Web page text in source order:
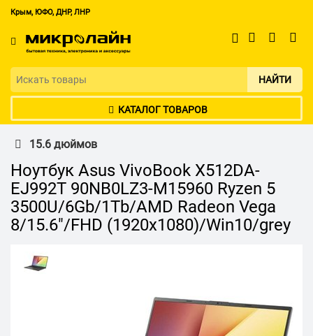
Крым, ЮФО, ДНР, ЛНР
НАЙТИ
КАТАЛОГ ТОВАРОВ
15.6 дюймов
Ноутбук Asus VivoBook X512DA-
EJ992T 90NB0LZ3-M15960 Ryzen 5
3500U/6Gb/1Tb/AMD Radeon Vega
8/15.6"/FHD (1920x1080)/Win10/grey